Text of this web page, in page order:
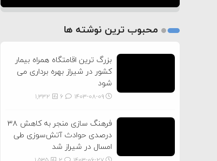
2
محبوب ترین نوشته ها
بزرگ ترین اقامتگاه همراه بیمار
کشور در شیراز بهره برداری می
شود
۱۴۰۳-۰۸-۰۹ 1,332
فرهنگ سازی منجر به کاهش ۳۸
درصدی حوادث آتش‌سوزی طی
امسال در شیراز شد